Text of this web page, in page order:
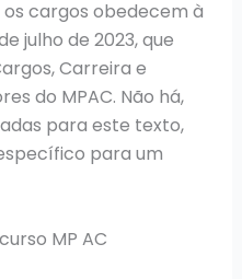
cargos obedecem à
julho de 2023, que
Carreira e
do MPAC. Não há,
para este texto,
para um
MP AC